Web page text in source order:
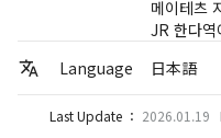
메이테츠
JR 한다역
Language
日本語
Last Update ： 2026.01.19